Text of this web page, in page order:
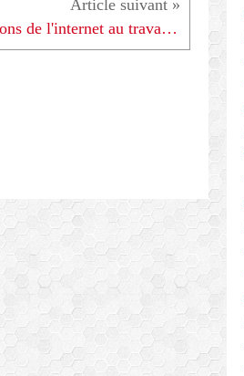
Conditions de l'internet au travail - 070410